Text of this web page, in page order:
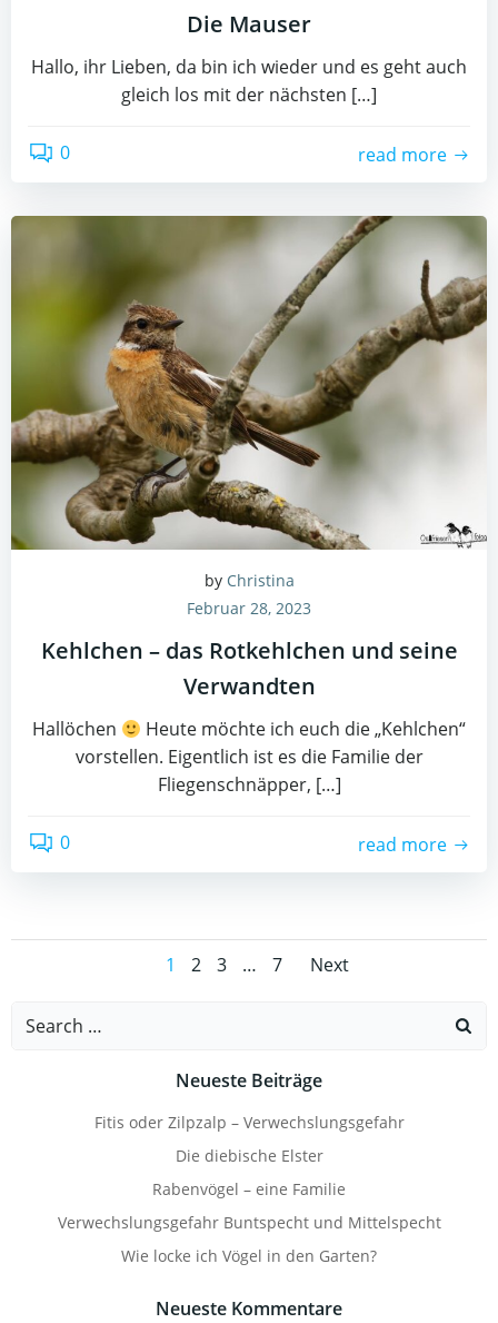
Die Mauser
Hallo, ihr Lieben, da bin ich wieder und es geht auch
gleich los mit der nächsten […]
0 read more
by Christina
Februar 28, 2023
Kehlchen – das Rotkehlchen und seine
Verwandten
Hallöchen
Heute möchte ich euch die „Kehlchen“
vorstellen. Eigentlich ist es die Familie der
Fliegenschnäpper, […]
0 read more
Posts
Page
1 Page
2 Page
3 … Page
7
Posts
Next
Search
Neueste Beiträge
Fitis oder Zilpzalp – Verwechslungsgefahr
Die diebische Elster
Rabenvögel – eine Familie
Verwechslungsgefahr Buntspecht und Mittelspecht
Wie locke ich Vögel in den Garten?
Neueste Kommentare